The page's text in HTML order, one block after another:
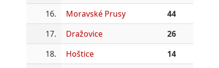
16.
Moravské Prusy
44
17.
Dražovice
26
18.
Hoštice
14